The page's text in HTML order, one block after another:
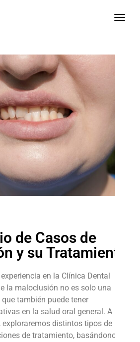
de Casos de
y su Tratamiento
en la Clínica Dental
la maloclusión no es solo una
que también puede tener
en la salud oral general. A
exploraremos distintos tipos de
de tratamiento, basándonos en